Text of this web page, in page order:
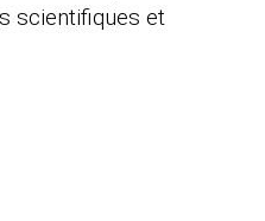
scientifiques et